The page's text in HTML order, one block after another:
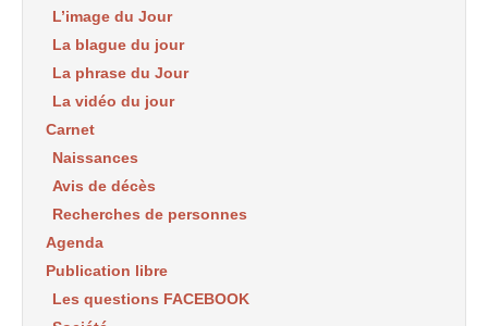
L’image du Jour
La blague du jour
La phrase du Jour
La vidéo du jour
Carnet
Naissances
Avis de décès
Recherches de personnes
Agenda
Publication libre
Les questions FACEBOOK